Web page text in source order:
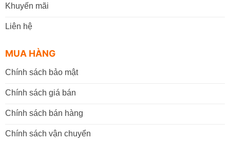
Khuyến mãi
Liên hệ
MUA HÀNG
Chính sách bảo mật
Chính sách giá bán
Chính sách bán hàng
Chính sách vận chuyển